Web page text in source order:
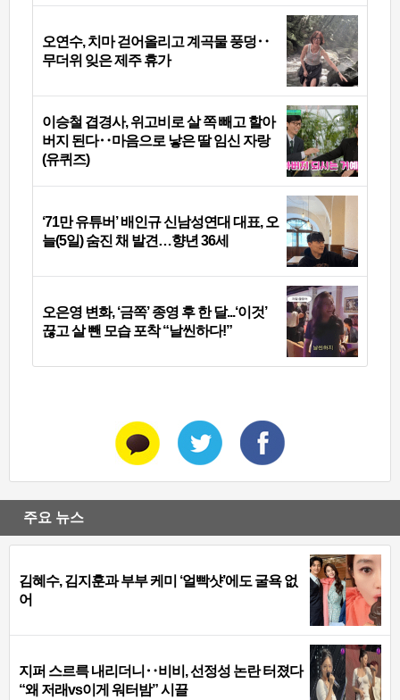
오연수, 치마 걷어올리고 계곡물 풍덩‥
무더위 잊은 제주 휴가
이승철 겹경사, 위고비로 살 쪽 빼고 할아
버지 된다‥마음으로 낳은 딸 임신 자랑
(유퀴즈)
‘71만 유튜버’ 배인규 신남성연대 대표, 오
늘(5일) 숨진 채 발견…향년 36세
오은영 변화, ‘금쪽’ 종영 후 한 달...‘이것’
끊고 살 뺀 모습 포착 “날씬하다!”
주요 뉴스
김혜수, 김지훈과 부부 케미 ‘얼빡샷’에도 굴욕 없
어
지퍼 스르륵 내리더니‥비비, 선정성 논란 터졌다
“왜 저래vs이게 워터밤” 시끌